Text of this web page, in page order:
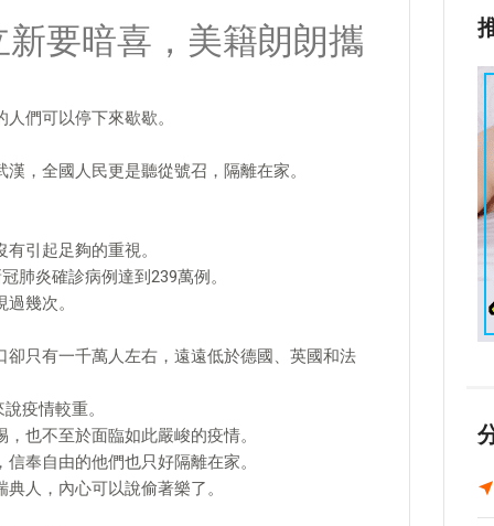
要暗喜，美籍朗朗攜
們可以停下來歇歇。
，全國人民更是聽從號召，隔離在家。
引起足夠的重視。
肺炎確診病例達到239萬例。
幾次。
只有一千萬人左右，遠遠低於德國、英國和法
疫情較重。
也不至於面臨如此嚴峻的疫情。
奉自由的他們也只好隔離在家。
人，內心可以說偷著樂了。